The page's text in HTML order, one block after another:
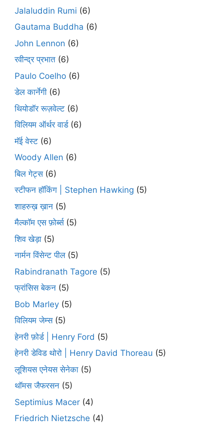
Jalaluddin Rumi (6)
Gautama Buddha (6)
John Lennon (6)
रवीन्द्र प्रभात (6)
Paulo Coelho (6)
डेल कार्नेगी (6)
थियोडॉर रूज़वेल्ट (6)
विलियम ऑर्थर वार्ड(6)
मॅई वेस्ट (6)
Woody Allen (6)
बिल गेट्स(6)
स्टीफन हॉकिंग | Stephen Hawking (5)
शाहरुख़ ख़ान (5)
मैल्कॉम एस फ़ोर्ब्स(5)
शिव खेड़ा (5)
नार्मन विंसेन्ट पील(5)
Rabindranath Tagore (5)
फ्रांसिस बेकन (5)
Bob Marley (5)
विलियम जेम्स(5)
हेनरी फ़ोर्ड | Henry Ford (5)
हेनरी डेविड थोरो | Henry David Thoreau (5)
लूशियस एनेयस सेनेका (5)
थॉमस जैफरसन (5)
Septimius Macer (4)
Friedrich Nietzsche (4)